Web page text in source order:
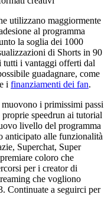
utilizzano maggiormente
al programma
la soglia dei 1000
di Shorts in 90
tutti i vantaggi offerti dal
guadagnare, come
i finanziamenti dei fan.
i primissimi passi
speedrun ai tutorial
livello del programma
anticipato alle funzionalità
Superchat, Super
coloro che
per i creator di
che vogliono
Continuate a seguirci per